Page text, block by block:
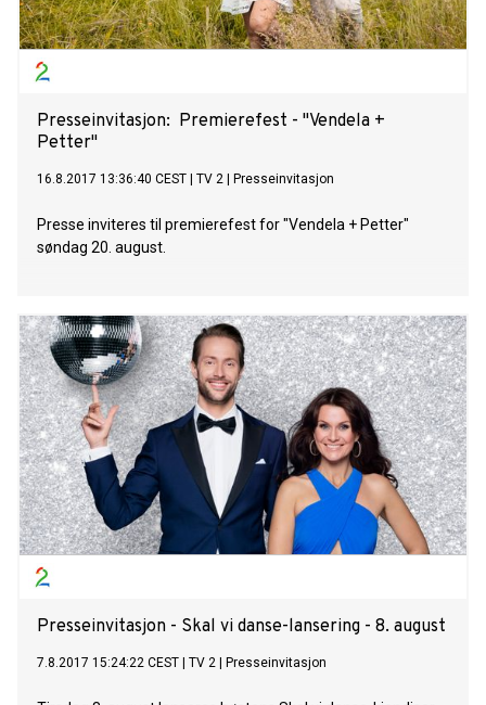
Presseinvitasjon: Premierefest - "Vendela +
Petter"
16.8.2017 13:36:40 CEST TV 2 Presseinvitasjon
Presse inviteres til premierefest for "Vendela + Petter"
søndag 20. august.
Presseinvitasjon - Skal vi danse-lansering - 8. august
7.8.2017 15:24:22 CEST TV 2 Presseinvitasjon